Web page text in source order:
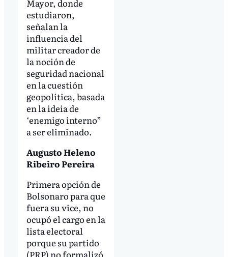
Mayor, donde
estudiaron,
señalan la
influencia del
militar creador de
la noción de
seguridad nacional
en la cuestión
geopolítica, basada
en la ideia de
‘enemigo interno”
a ser eliminado.
Augusto Heleno
Ribeiro Pereira
Primera opción de
Bolsonaro para que
fuera su vice, no
ocupó el cargo en la
lista electoral
porque su partido
(PRP) no formalizó